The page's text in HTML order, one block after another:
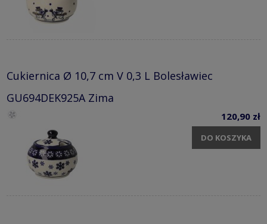
Cukiernica Ø 10,7 cm V 0,3 L Bolesławiec
GU694DEK925A Zima
120,90 zł
DO KOSZYKA